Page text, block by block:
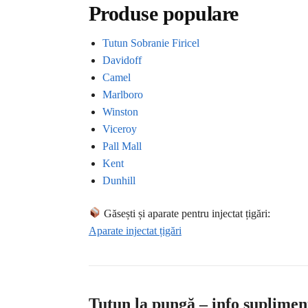
Produse populare
Tutun Sobranie Firicel
Davidoff
Camel
Marlboro
Winston
Viceroy
Pall Mall
Kent
Dunhill
Găsești și aparate pentru injectat țigări:
Aparate injectat țigări
Tutun la pungă – info